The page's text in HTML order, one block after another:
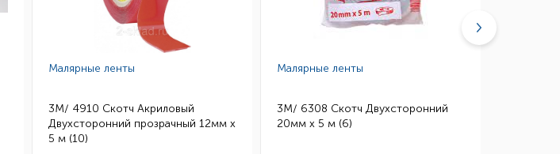
Малярные ленты
3M/ 4910 Скотч Акриловый
Двухсторонний прозрачный 12мм х
5 м (10)
Малярные ленты
3M/ 6308 Скотч Двухсторонний
20мм х 5 м (6)